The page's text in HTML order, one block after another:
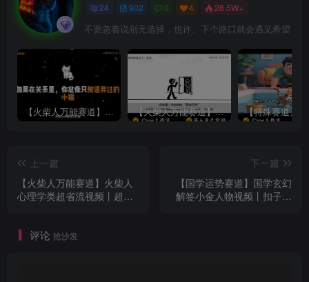
24 902 0 4 28.5W+
不要急着说别无选择，也许、下个路口就会遇见希望
【火柴人万能赛道】火柴人心理学插画讲解视频丨扣子工作流智能体搭建coze工作流 【火柴人万能赛道】火柴人心理学智能文案视频丨扣子工作流智能体搭建coze工作流
上一篇
【火柴人万能赛道】火柴人
心理学类超省流视频丨超省
下一篇
【国学运势赛道】国学玄幻
解签小金人物视频丨扣子工
评论 抢沙发